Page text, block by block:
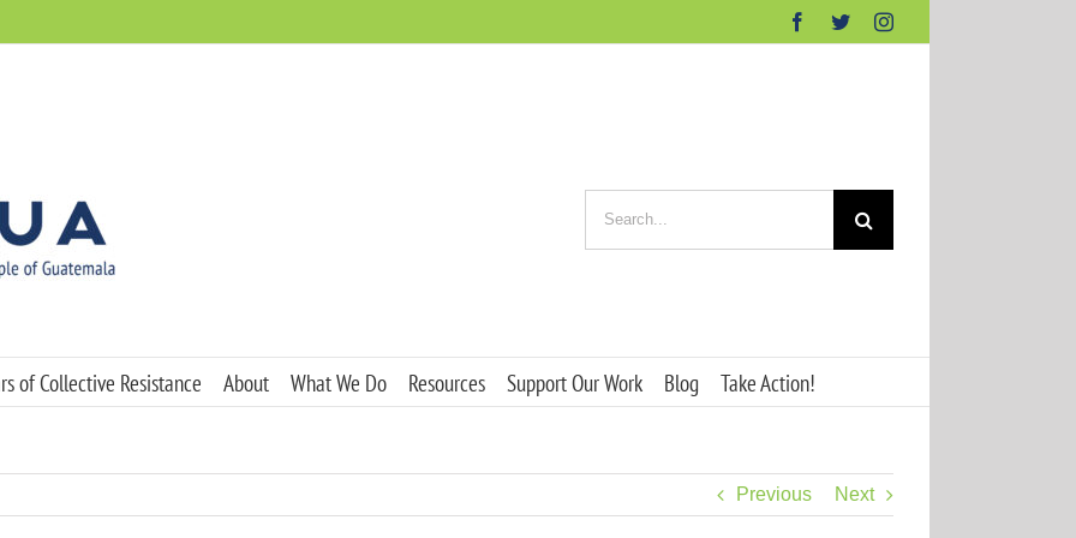
Facebook
TwitterInstagram
for:
of Collective Resistance About What We Do Resources Support Our Work Blog Take Action!
Previous Next